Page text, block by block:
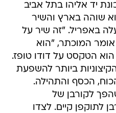
יד אליהו בתל אביב
שוהה בארץ והשיר
באפריל. "זה שיר על
המוכתר, "הוא
הטקסט על דודו טופז.
ביותר להשפעת
הכסף והתהילה.
לקורבן של
לתוקפן קיים. לצדו